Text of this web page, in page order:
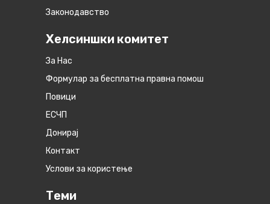
Законодавство
Хелсиншки комитет
За Нас
Формулар за бесплатна правна помош
Повици
ЕСЧП
Донирај
Контакт
Услови за користење
Теми